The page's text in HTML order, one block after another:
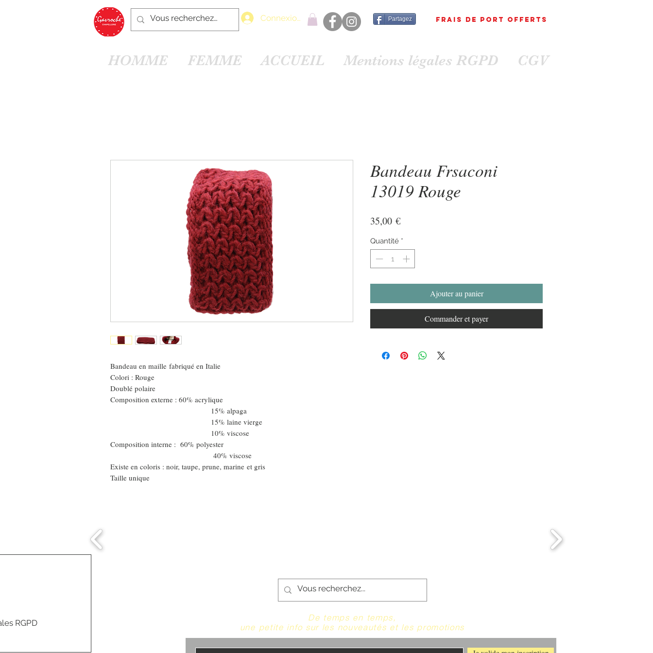
Connexion Partagez FRAIS DE PORT OFFErts
HOMME FEMME ACCUEIL Mentions légales RGPD CGV
Bandeau en maille fabriqué en Italie
Colori : Rouge
Doublé polaire
Composition externe : 60% acrylique
15% alpaga
15% laine vierge
10% viscose
Composition interne : 60% polyester
40% viscose
Existe en coloris : noir, taupe, prune, marine et gris
Taille unique
Bandeau Frsaconi
13019 Rouge
35,00 €Prix
Quantité *
Ajouter au panier
Commander et payer
RGPD De temps en temps,
une petite info sur les nouveautés et les promotions